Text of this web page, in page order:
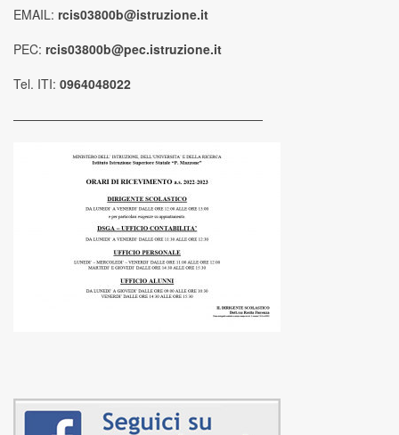
EMAIL: rcis03800b@istruzione.it
PEC: rcis03800b@pec.istruzione.it
Tel. ITI: 0964048022
————————————————————